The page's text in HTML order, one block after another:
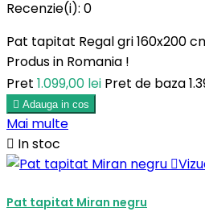
Recenzie(i): 0
Pat tapitat Regal gri 160x200
Produs in Romania !
Pret 1.099,00 lei Pret de baza
 Adauga in cos
Mai multe
 In stoc

Pat tapitat Miran negru